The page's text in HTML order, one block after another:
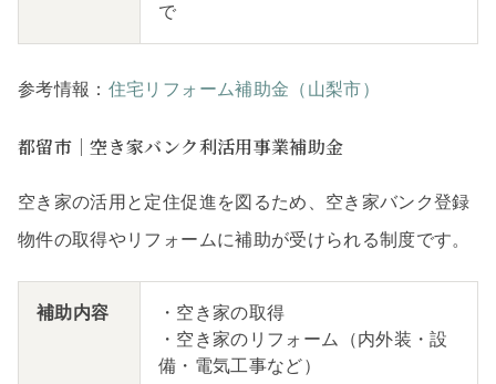
で
参考情報： 住宅リフォーム補助金（山梨市）
都留市｜空き家バンク利活用事業補助金
空き家の活用と定住促進を図るため、空き家バンク登録
物件の取得やリフォームに補助が受けられる制度です。
補助内容
・空き家の取得
・空き家のリフォーム（内外装・設
備・電気工事など）